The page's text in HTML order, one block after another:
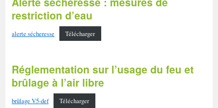
restriction d’eau
alerte sécheresse Télécharger
Réglementation sur l’usage du feu et
brûlage à l’air libre
brûlage V5-def Télécharger